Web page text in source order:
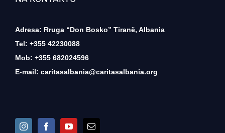
Adresa: Rruga “Don Bosko” Tiranë, Albania
Tel: +355 42230088
Mob: +355 682024596
E-mail: caritasalbania@caritasalbania.org